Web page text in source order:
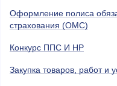
Оформление полиса
страхования (ОМС)
Конкурс ППС И НР
Закупка товаров, работ и